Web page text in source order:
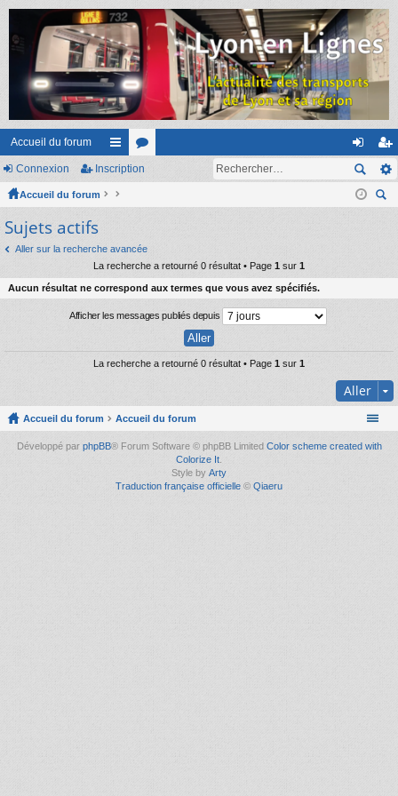
Accueil du forum
ac
co
ci
s
or
s
on
ne
ns
cri
Connexion Inscription
Accueil du forum
Sujets actifs
Aller sur la recherche avancée
La recherche a retourné 0 résultat • Page 1 sur 1
Aucun résultat ne correspond aux termes que vous avez spécifiés.
Afficher les messages publiés depuis
La recherche a retourné 0 résultat • Page 1 sur 1
Aller
Accueil du forum Accueil du forum
Développé par phpBB® Forum Software © phpBB Limited Color scheme created with
Colorize It
Style by Arty
Traduction française officielle © Qiaeru